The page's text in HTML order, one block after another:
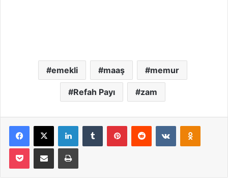
emekli maaş memur
Refah Payı zam